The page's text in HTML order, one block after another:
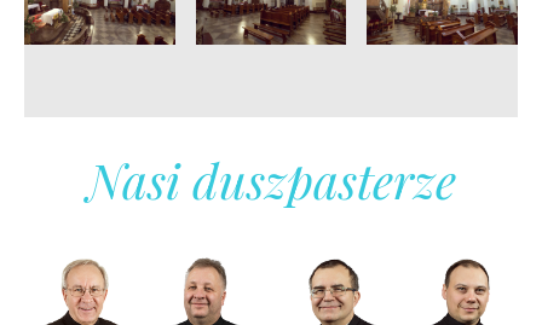
Nasi duszpasterze